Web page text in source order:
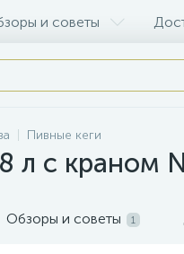
и советы
Пивные кеги
л с краном
Обзоры и советы 1